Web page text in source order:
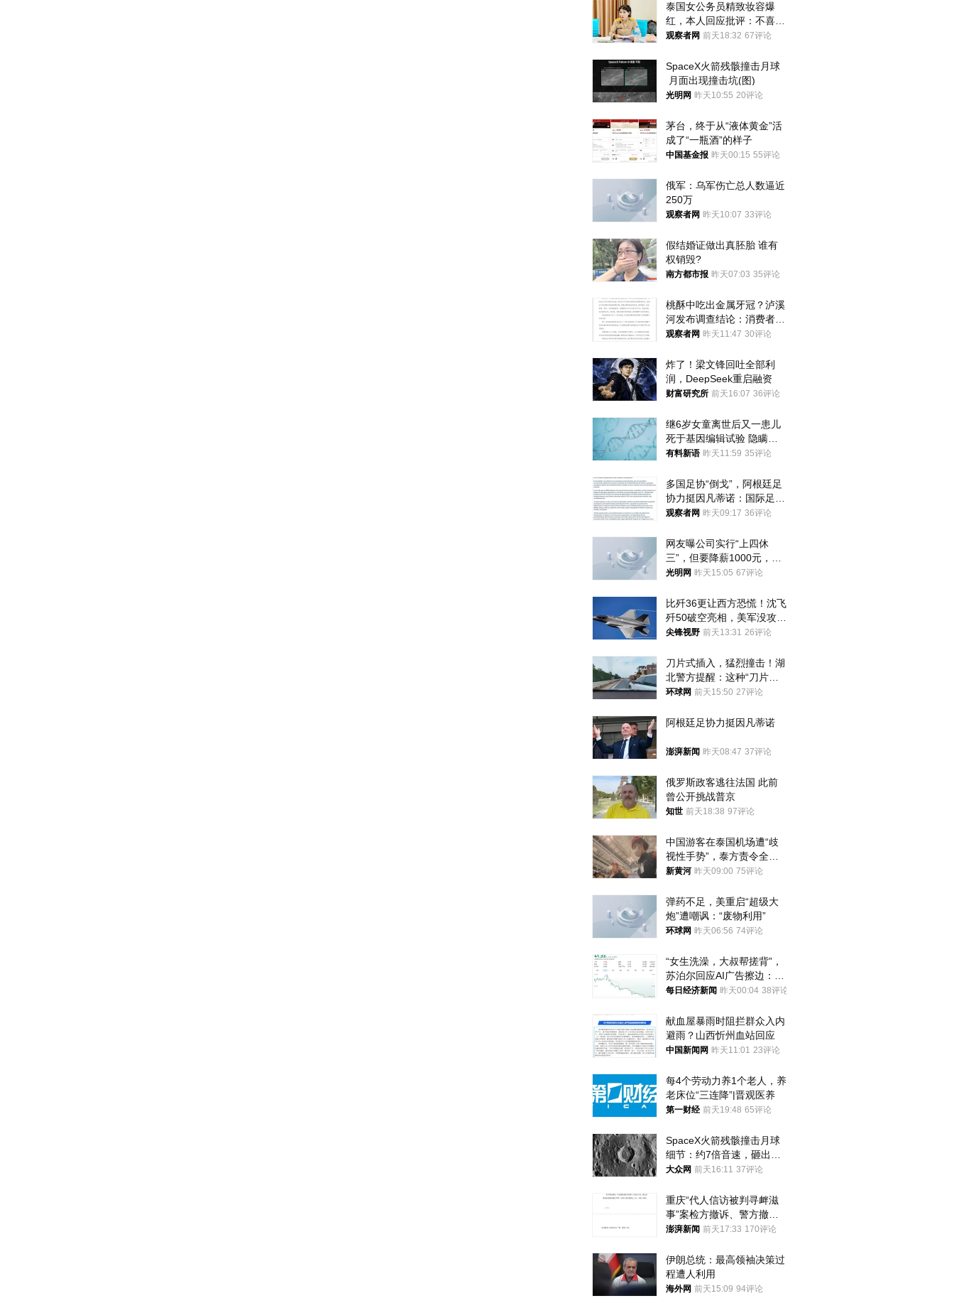
泰国女公务员精致妆容爆
红，本人回应批评：不喜欢
就别看
观察者网 前天18:32 67评论
SpaceX火箭残骸撞击月球
月面出现撞击坑(图)
光明网 昨天10:55 20评论
茅台，终于从“液体黄金”活
成了“一瓶酒”的样子
中国基金报 昨天00:15 55评论
俄军：乌军伤亡总人数逼近
250万
观察者网 昨天10:07 33评论
假结婚证做出真胚胎 谁有
权销毁?
南方都市报 昨天07:03 35评论
桃酥中吃出金属牙冠？泸溪
河发布调查结论：消费者已
澄清，所发视频情况不属实
观察者网 昨天11:47 30评论
炸了！梁文锋回吐全部利
润，DeepSeek重启融资
财富研究所 前天16:07 36评论
继6岁女童离世后又一患儿
死于基因编辑试验 隐瞒一
年才对外披露
有料新语 昨天11:59 35评论
多国足协“倒戈”，阿根廷足
协力挺因凡蒂诺：国际足联
今后应继续在其领导下前行
观察者网 昨天09:17 36评论
网友曝公司实行“上四休
三”，但要降薪1000元，不
接受只能辞职
光明网 昨天15:05 67评论
比歼36更让西方恐慌！沈飞
歼50破空亮相，美军没攻克
的技术被拿下
尖锋视野 前天13:31 26评论
刀片式插入，猛烈撞击！湖
北警方提醒：这种“刀片超
车”，太危险了
环球网 前天15:50 27评论
阿根廷足协力挺因凡蒂诺
澎湃新闻 昨天08:47 37评论
俄罗斯政客逃往法国 此前
曾公开挑战普京
知世 前天18:38 97评论
中国游客在泰国机场遭“歧
视性手势”，泰方责令全面
调查，对责任人采取最严厉
新黄河 昨天09:00 75评论
弹药不足，美重启“超级大
炮”遭嘲讽：“废物利用”
环球网 昨天06:56 74评论
“女生洗澡，大叔帮搓背”，
苏泊尔回应AI广告擦边：视
频全下架，已强化内容管理
每日经济新闻 昨天00:04 38评论
献血屋暴雨时阻拦群众入内
避雨？山西忻州血站回应
中国新闻网 昨天11:01 23评论
每4个劳动力养1个老人，养
老床位“三连降”|晋观医养
第一财经 前天19:48 65评论
SpaceX火箭残骸撞击月球
细节：约7倍音速，砸出直
径约30米撞击坑
大众网 前天16:11 37评论
重庆“代人信访被判寻衅滋
事”案检方撤诉、警方撤
案，两被告人获国赔
澎湃新闻 前天17:33 170评论
伊朗总统：最高领袖决策过
程遭人利用
海外网 前天15:09 94评论